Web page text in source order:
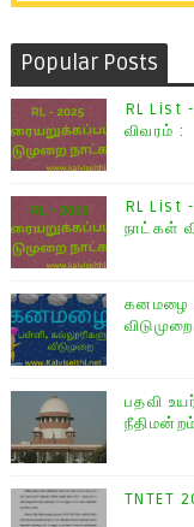
Popular Posts
RL List
விவரம் :
RL List
நாட்கள்
கனமழை -
பதவி
நீதிமன்றம்
TNTET